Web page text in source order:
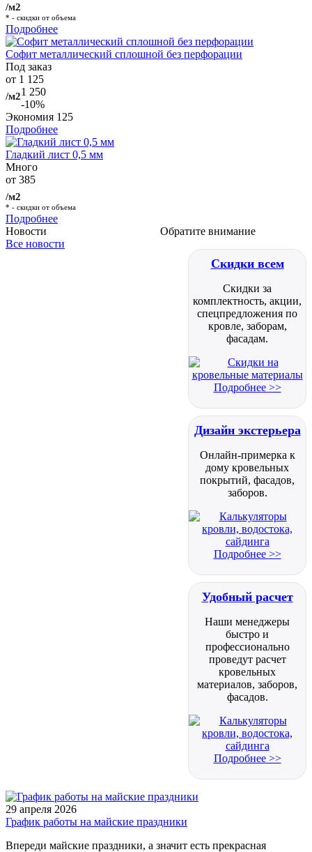
/м2
* - скидки от объема
Подробнее
Софит металлический сплошной без перфорации
Под заказ
от 1 125
/м21 250
-10%
Экономия 125
Подробнее
Гладкий лист 0,5 мм
Много
от 385
/м2
* - скидки от объема
Подробнее
Обратите внимание
Скидки всем
Скидки за
комплектность, акции,
спецпредложения по
кровле, заборам,
фасадам.
Подробнее >>
Дизайн экстерьера
Онлайн-примерка к
дому кровельных
покрытий, фасадов,
заборов.
Подробнее >>
Удобный расчет
Наши менеджеры
быстро и
профессионально
проведут расчет
кровельных
материалов, заборов,
фасадов.
Подробнее >>
Новости
Все новости
29 апреля 2026
График работы на майские праздники
Впереди майские праздники, а значит есть прекрасная